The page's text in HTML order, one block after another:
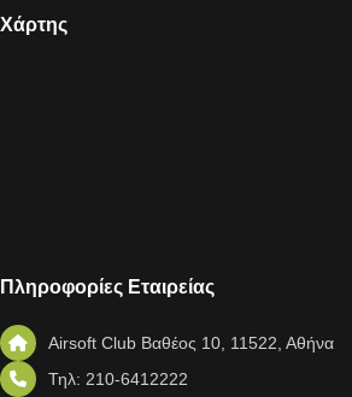
Χάρτης
Πληροφορίες Εταιρείας
Airsoft Club Βαθέος 10, 11522, Αθήνα
Τηλ: 210-6412222